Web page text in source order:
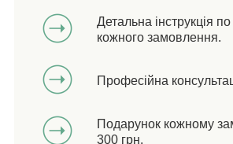
Детальна інструкція
кожного замовлення.
Професійна
Подарунок кожному
300 грн.